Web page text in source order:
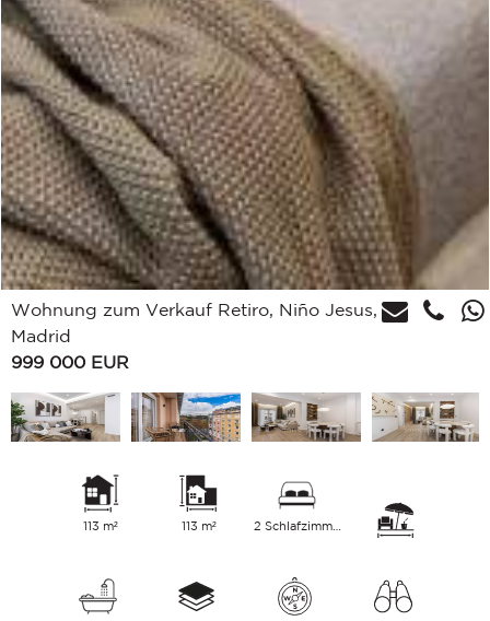
Wohnung zum Verkauf Retiro, Niño Jesus,
Madrid
999 000 EUR
113 m² 113 m² 2 Schlafzimmer